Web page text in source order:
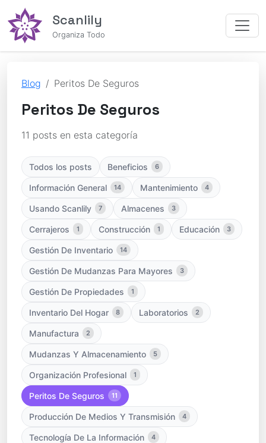
Scanlily
Organiza Todo
Blog Peritos De Seguros
Peritos De Seguros
11 posts en esta categoría
Todos los posts Beneficios 6
Información General 14 Mantenimiento 4
Usando Scanlily 7 Almacenes 3
Cerrajeros 1 Construcción 1 Educación 3
Gestión De Inventario 14
Gestión De Mudanzas Para Mayores 3
Gestión De Propiedades 1
Inventario Del Hogar 8 Laboratorios 2
Manufactura 2
Mudanzas Y Almacenamiento 5
Organización Profesional 1
Peritos De Seguros 11
Producción De Medios Y Transmisión 4
Tecnología De La Información 4